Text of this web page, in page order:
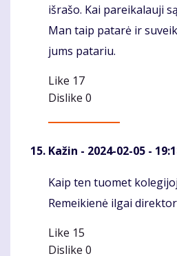
išrašo. Kai pareikalauji
Man taip patarė ir
jums patariu.
Like 17
Dislike 0
Kažin - 2024-02-05 -
Komentaras
Kaip ten tuomet
Remeikienė ilgai
Like 15
Dislike 0